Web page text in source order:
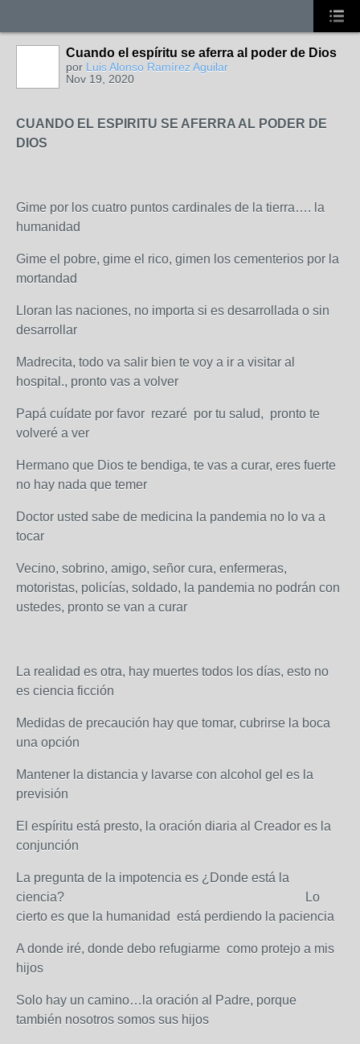
Cuando el espíritu se aferra al poder de Dios
por Luis Alonso Ramírez Aguilar
Nov 19, 2020
CUANDO EL ESPIRITU SE AFERRA AL PODER DE
DIOS
Gime por los cuatro puntos cardinales de la tierra…. la
humanidad
Gime el pobre, gime el rico, gimen los cementerios por la
mortandad
Lloran las naciones, no importa si es desarrollada o sin
desarrollar
Madrecita, todo va salir bien te voy a ir a visitar al
hospital., pronto vas a volver
Papá cuídate por favor rezaré por tu salud, pronto te
volveré a ver
Hermano que Dios te bendiga, te vas a curar, eres fuerte
no hay nada que temer
Doctor usted sabe de medicina la pandemia no lo va a
tocar
Vecino, sobrino, amigo, señor cura, enfermeras,
motoristas, policías, soldado, la pandemia no podrán con
ustedes, pronto se van a curar
La realidad es otra, hay muertes todos los días, esto no
es ciencia ficción
Medidas de precaución hay que tomar, cubrirse la boca
una opción
Mantener la distancia y lavarse con alcohol gel es la
previsión
El espíritu está presto, la oración diaria al Creador es la
conjunción
La pregunta de la impotencia es ¿Donde está la
ciencia? Lo
cierto es que la humanidad está perdiendo la paciencia
A donde iré, donde debo refugiarme como protejo a mis
hijos
Solo hay un camino…la oración al Padre, porque
también nosotros somos sus hijos